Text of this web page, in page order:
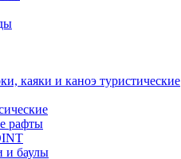
каяки и каноэ туристические
рафты
и баулы